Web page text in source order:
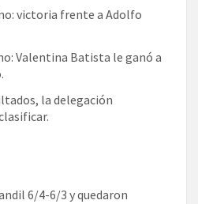
victoria frente a Adolfo
Valentina Batista le ganó a
la delegación
6/4-6/3 y quedaron